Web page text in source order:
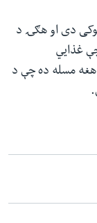
دی او هګۍ د
غذایي
هغه مسله ده چې د